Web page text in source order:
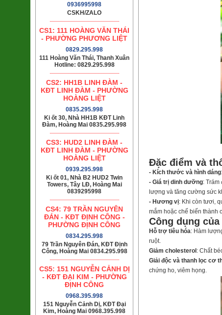
0936995998
CSKH/ZALO
CS1: 111 HOÀNG VĂN THÁI
- PHƯỜNG PHƯƠNG LIỆT
0829.295.998
111 Hoàng Văn Thái, Thanh Xuân
Hotline: 0829.295.998
CS2: HH1B LINH ĐÀM -
KĐT LINH ĐÀM - PHƯỜNG
HOÀNG LIỆT
0835.295.998
Ki ốt 30, Nhà HH1B KĐT Linh
Đàm, Hoàng Mai 0835.295.998
CS3: HUD2 LINH ĐÀM -
KĐT LINH ĐÀM - PHƯỜNG
HOÀNG LIỆT
0939.295.998
Ki ốt 01, Nhà B2 HUD2 Twin
Towers, Tây LĐ, Hoàng Mai
0839295998
CS4: 79 TRẦN NGUYÊN
ĐÁN - KĐT ĐỊNH CÔNG -
PHƯỜNG ĐỊNH CÔNG
0834.295.998
79 Trần Nguyên Đán, KĐT Định
Công, Hoàng Mai 0834.295.998
CS5: 151 NGUYỄN CẢNH DỊ
- KĐT ĐẠI KIM - PHƯỜNG
ĐỊNH CÔNG
0968.395.998
151 Nguyễn Cảnh Dị, KĐT Đại
Kim, Hoàng Mai 0968.395.998
Đặc điểm và
- Kích thước và hình dáng
- Giá trị dinh dưỡng: Trám
lượng và tăng cường sức
- Hương vị: Khi còn tươi,
mắm hoặc chế biến thành
Công dụng
Hỗ trợ tiêu hóa: Hàm
ruột.
Giảm cholesterol : Chất
Giải độc và thanh lọc cơ
chứng ho, viêm họng.